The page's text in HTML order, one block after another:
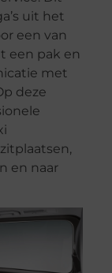
uit het
een van
een pak en
met
deze
en naar